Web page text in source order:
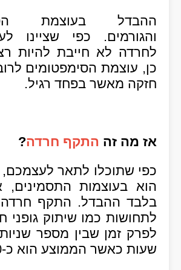
ההבדל בעוצמת
והגורמים. כפי שציינו
לחרדה לא חייבת להיות
כן, עוצמת הסימפטומים
חזקה מאשר בפחד רגיל.
אז מה זה התקף חרדה?
כפי שתוכלו לתאר
הוא בעוצמות
בלבד ההבדל. התקף חרדה
לתחושות כמו שיתוק גופני
לפרק זמן שבין מספר
שעות כאשר הממוצע הוא כ-30 דקות.